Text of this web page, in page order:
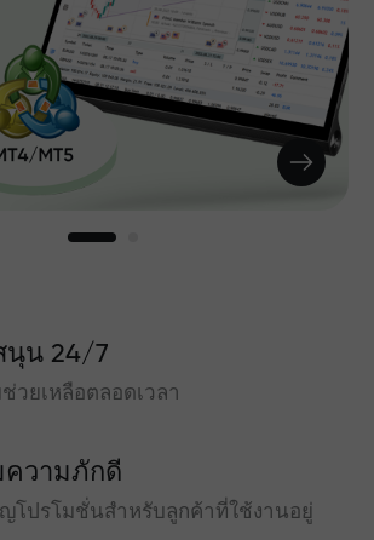
นุน 24/7
วยเหลือตลอดเวลา
ความภักดี
โปรโมชั่นสำหรับลูกค้าที่ใช้งานอยู่